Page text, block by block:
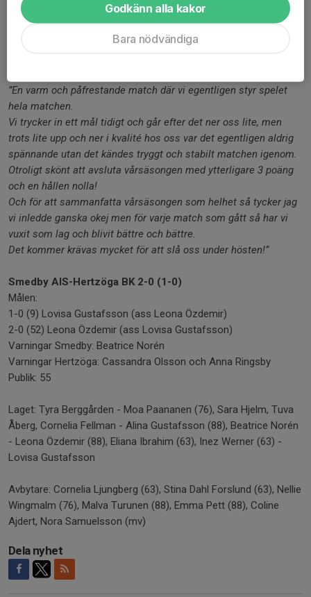
Överlag en bra sista match där vi fortsätter på vinnarspåret och
tar med oss en skön känsla inför hösten!”
”En varm och påfrestande match där vi egentligen styr spelet
hela matchen.
Vi trycker in ett mål tidigt och går efter det ner oss lite, men
trots lite upp och ner i kvalité hos oss var det egentligen aldrig
spännande utan det kändes tryggt och stabilt matchen igenom.
Otroligt skönt att avsluta vårsäsongen med ytterligare 3 poäng
och en hållen nolla!
Och för att sammanfatta vårsäsongen som helhet så tycker jag
vi inledde ganska okej men för varje match som gått så har vi
vuxit som lag och blivit bättre och bättre.
Det kommer krävas mycket för att slå oss under hösten!”
Smedby AIS-Hertzöga BK 2-0 (1-0)
Målen:
1-0 (9) Lovisa Gustafsson (ass Leona Özdemir)
2-0 (52) Leona Özdemir (ass Lovisa Gustafsson)
Varningar Smedby: Beatrice Norén
Varningar Hertzöga: Cassandra Olsson och Anna Ringsby
Publik: 55
Laget: Tyra Berggården - Moa Paananen (76), Sara Hjelm, Tuva
Åberg, Cornelia Fellman - Alina Gustafsson (88), Beatrice Norén
- Leona Özdemir (88), Eliana Ibrahim (63), Inez Werner (63) -
Lovisa Gustafsson
Avbytare: Cornelia Ljungberg (63), Stina Dahl Forslund (63), Nellie
Wingmalm (76), Malva Turunen (88), Emma Pett (88), Coline
Ajdert, Nora Samuelsson (mv)
Dela nyhet
Godkänn alla kakor
Bara nödvändiga